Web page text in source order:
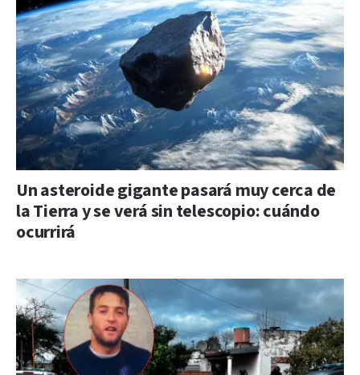
Un asteroide gigante pasará muy cerca de
la Tierra y se verá sin telescopio: cuándo
ocurrirá